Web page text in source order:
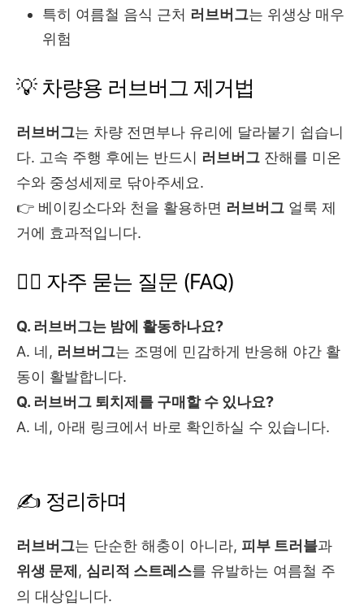
특히 여름철 음식 근처 러브버그는 위생상 매우
위험
💡 차량용 러브버그 제거법
러브버그는 차량 전면부나 유리에 달라붙기 쉽습니
다. 고속 주행 후에는 반드시 러브버그 잔해를 미온
수와 중성세제로 닦아주세요.
👉 베이킹소다와 천을 활용하면 러브버그 얼룩 제
거에 효과적입니다.
🙋‍♀️ 자주 묻는 질문 (FAQ)
Q. 러브버그는 밤에 활동하나요?
A. 네, 러브버그는 조명에 민감하게 반응해 야간 활
동이 활발합니다.
Q. 러브버그 퇴치제를 구매할 수 있나요?
A. 네, 아래 링크에서 바로 확인하실 수 있습니다.
✍ 정리하며
러브버그는 단순한 해충이 아니라, 피부 트러블과
위생 문제, 심리적 스트레스를 유발하는 여름철 주
의 대상입니다.